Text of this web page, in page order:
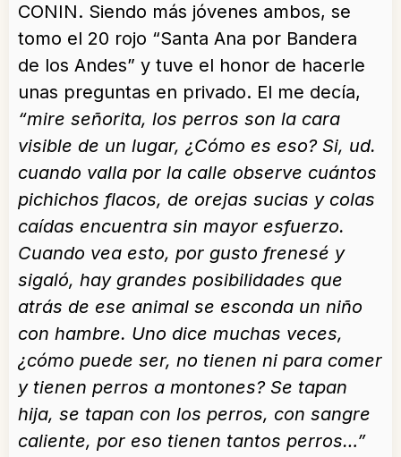
CONIN. Siendo más jóvenes ambos, se
tomo el 20 rojo “Santa Ana por Bandera
de los Andes” y tuve el honor de hacerle
unas preguntas en privado. El me decía,
“mire señorita, los perros son la cara
visible de un lugar, ¿Cómo es eso? Si, ud.
cuando valla por la calle observe cuántos
pichichos flacos, de orejas sucias y colas
caídas encuentra sin mayor esfuerzo.
Cuando vea esto, por gusto frenesé y
sigaló, hay grandes posibilidades que
atrás de ese animal se esconda un niño
con hambre. Uno dice muchas veces,
¿cómo puede ser, no tienen ni para comer
y tienen perros a montones? Se tapan
hija, se tapan con los perros, con sangre
caliente, por eso tienen tantos perros…”